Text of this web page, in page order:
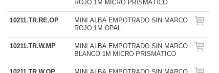
ROJO 1M MICRO PRISMÁTICO
10211.TR.RE.OP
MINI ALBA EMPOTRADO SIN MARCO
ROJO 1M OPAL
10211.TR.W.MP
MINI ALBA EMPOTRADO SIN MARCO
BLANCO 1M MICRO PRISMÁTICO